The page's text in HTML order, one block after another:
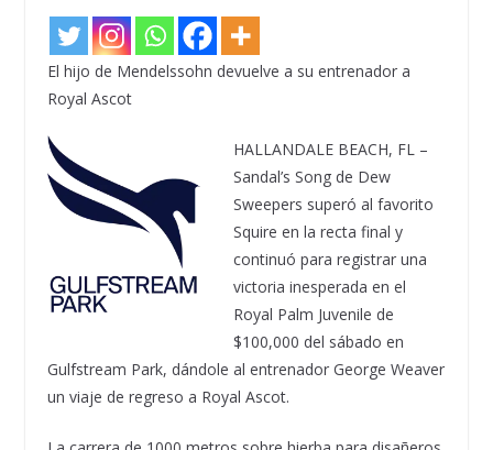
El hijo de Mendelssohn devuelve a su entrenador a
Royal Ascot
HALLANDALE BEACH, FL –
Sandal’s Song de Dew
Sweepers superó al favorito
Squire en la recta final y
continuó para registrar una
victoria inesperada en el
Royal Palm Juvenile de
$100,000 del sábado en
Gulfstream Park, dándole al entrenador George Weaver
un viaje de regreso a Royal Ascot.